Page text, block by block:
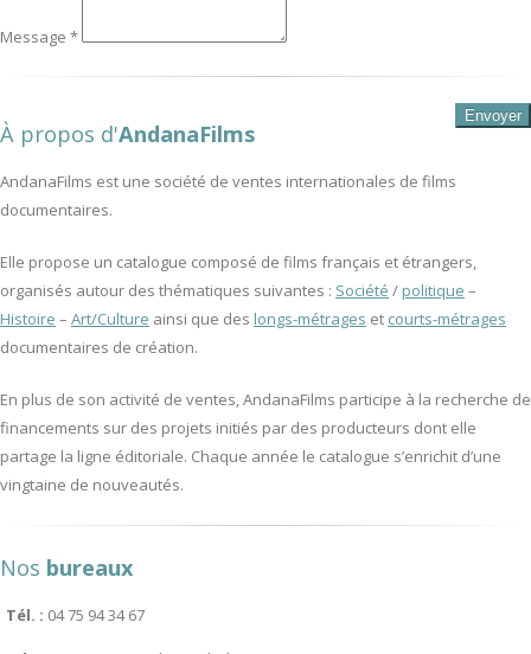
Message *
À propos d'AndanaFilms
AndanaFilms est une société de ventes internationales de films
documentaires.
Elle propose un catalogue composé de films français et étrangers,
organisés autour des thématiques suivantes : Société / politique –
Histoire – Art/Culture ainsi que des longs-métrages et courts-métrages
documentaires de création.
En plus de son activité de ventes, AndanaFilms participe à la recherche de
financements sur des projets initiés par des producteurs dont elle
partage la ligne éditoriale. Chaque année le catalogue s’enrichit d’une
vingtaine de nouveautés.
Nos bureaux
Tél. : 04 75 94 34 67